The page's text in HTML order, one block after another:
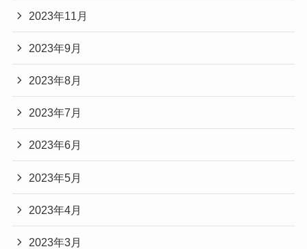
2023年11月
2023年9月
2023年8月
2023年7月
2023年6月
2023年5月
2023年4月
2023年3月